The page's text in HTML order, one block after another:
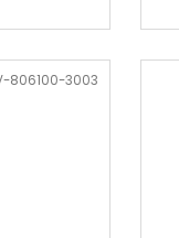
806100-3003